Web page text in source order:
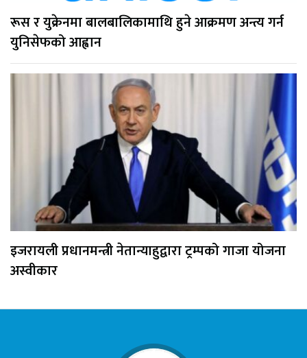
रूस र युक्रेनमा बालबालिकामाथि हुने आक्रमण अन्त्य गर्न
युनिसेफको आह्वान
इजरायली प्रधानमन्त्री नेतान्याहुद्वारा ट्रम्पको गाजा योजना
अस्वीकार